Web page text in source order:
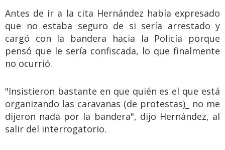
Antes de ir a la cita Hernández había expresado
que no estaba seguro de si sería arrestado y
cargó con la bandera hacia la Policía porque
pensó que le sería confiscada, lo que finalmente
no ocurrió.
"Insistieron bastante en que quién es el que está
organizando las caravanas (de protestas)_ no me
dijeron nada por la bandera", dijo Hernández, al
salir del interrogatorio.